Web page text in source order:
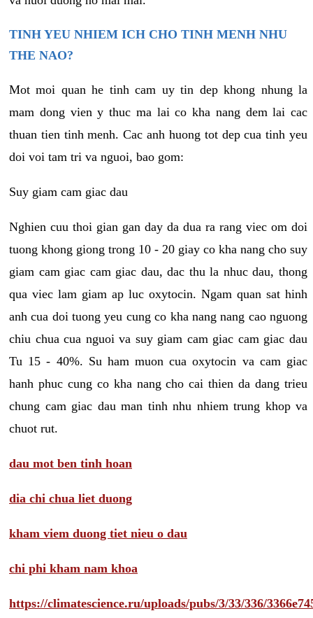
TINH YEU NHIEM ICH CHO TINH MENH NHU
THE NAO?
Mot moi quan he tinh cam uy tin dep khong nhung la
mam dong vien y thuc ma lai co kha nang dem lai cac
thuan tien tinh menh. Cac anh huong tot dep cua tinh yeu
doi voi tam tri va nguoi, bao gom:
Suy giam cam giac dau
Nghien cuu thoi gian gan day da dua ra rang viec om doi
tuong khong giong trong 10 - 20 giay co kha nang cho suy
giam cam giac cam giac dau, dac thu la nhuc dau, thong
qua viec lam giam ap luc oxytocin. Ngam quan sat hinh
anh cua doi tuong yeu cung co kha nang nang cao nguong
chiu chua cua nguoi va suy giam cam giac cam giac dau
Tu 15 - 40%. Su ham muon cua oxytocin va cam giac
hanh phuc cung co kha nang cho cai thien da dang trieu
chung cam giac dau man tinh nhu nhiem trung khop va
chuot rut.
dau mot ben tinh hoan
dia chi chua liet duong
kham viem duong tiet nieu o dau
chi phi kham nam khoa
https://climatescience.ru/uploads/pubs/3/33/336/